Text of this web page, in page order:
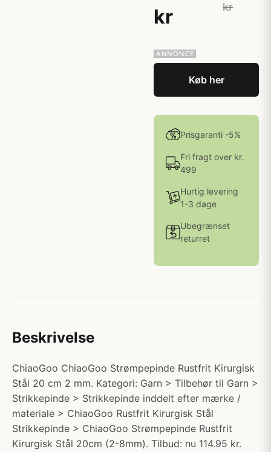
kr
kr
Køb her
Prisgaranti -5%
Fri fragt over kr.
499
Hurtig levering
1-3 dage
Ubegrænset
returret
Beskrivelse
ChiaoGoo ChiaoGoo Strømpepinde Rustfrit Kirurgisk
Stål 20 cm 2 mm. Kategori: Garn > Tilbehør til Garn >
Strikkepinde > Strikkepinde inddelt efter mærke /
materiale > ChiaoGoo Rustfrit Kirurgisk Stål
Strikkepinde > ChiaoGoo Strømpepinde Rustfrit
Kirurgisk Stål 20cm (2-8mm). Tilbud: nu 114.95 kr.